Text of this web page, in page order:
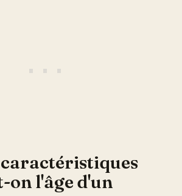
on l'âge d'un